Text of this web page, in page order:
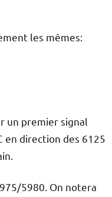
les mêmes:
un premier signal
en direction des 6125
5980. On notera